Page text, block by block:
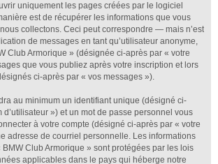
uniquement les pages créées par le logiciel
est de récupérer les informations que vous
collectons. Ceci peut correspondre — mais n’est
de messages en tant qu’utilisateur anonyme,
Club Armorique » (désignée ci-après par « votre
que vous publiez après votre inscription et lors
ci-après par « vos messages »).
au minimum un identifiant unique (désigné ci-
d’utilisateur ») et un mot de passe personnel vous
à votre compte (désigné ci-après par « votre
adresse de courriel personnelle. Les informations
Club Armorique » sont protégées par les lois
applicables dans le pays qui héberge notre